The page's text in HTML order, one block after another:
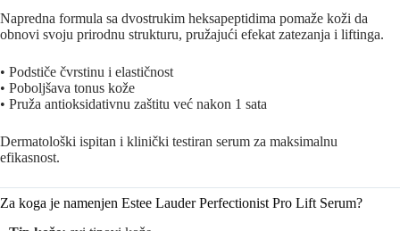
Napredna formula sa dvostrukim heksapeptidima pomaže koži da
obnovi svoju prirodnu strukturu, pružajući efekat zatezanja i liftinga.
• Podstiče čvrstinu i elastičnost
• Poboljšava tonus kože
• Pruža antioksidativnu zaštitu već nakon 1 sata
Dermatološki ispitan i klinički testiran serum za maksimalnu
efikasnost.
Za koga je namenjen Estee Lauder Perfectionist Pro Lift Serum?